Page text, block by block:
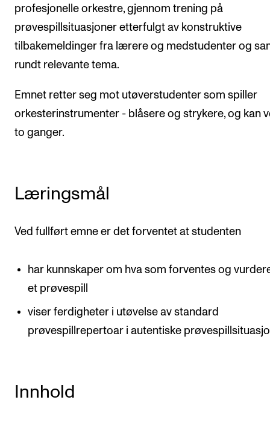
Utveksling
Samarbeidsprosjekter
Nyheter og historier
Om Norges musikkhøgskole
Kontakt oss
Finn ansatte
profesjonelle orkestre, gjennom trening på
prøvespillsituasjoner etterfulgt av konstruktive
tilbakemeldinger fra lærere og medstudenter og
rundt relevante tema.
Emnet retter seg mot utøverstudenter som spiller
orkesterinstrumenter - blåsere og strykere, og kan
to ganger.
Læringsmål
Ved fullført emne er det forventet at studenten
har kunnskaper om hva som forventes og
et prøvespill
viser ferdigheter i utøvelse av standard
prøvespillrepertoar i autentiske
Innhold